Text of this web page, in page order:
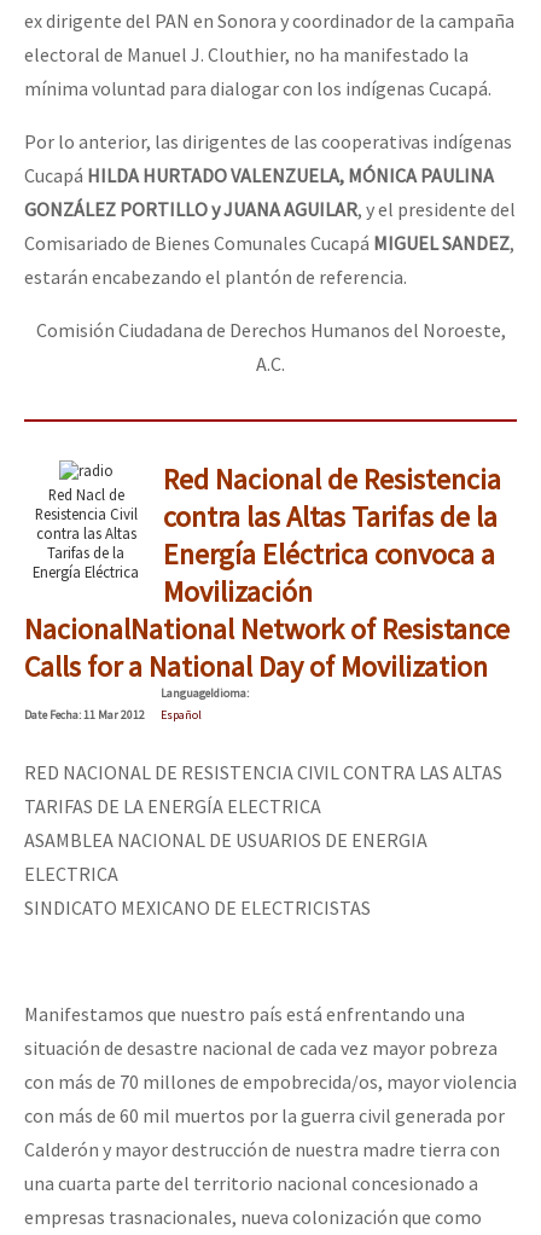
ex dirigente del PAN en Sonora y coordinador de la campaña
electoral de Manuel J. Clouthier, no ha manifestado la
mínima voluntad para dialogar con los indígenas Cucapá.
Por lo anterior, las dirigentes de las cooperativas indígenas
Cucapá HILDA HURTADO VALENZUELA, MÓNICA PAULINA
GONZÁLEZ PORTILLO y JUANA AGUILAR, y el presidente del
Comisariado de Bienes Comunales Cucapá MIGUEL SANDEZ,
estarán encabezando el plantón de referencia.
Comisión Ciudadana de Derechos Humanos del Noroeste,
A.C.
Red Nacl de
Resistencia Civil
contra las Altas
Tarifas de la
Energía Eléctrica
Red Nacional de Resistencia
contra las Altas Tarifas de la
Energía Eléctrica convoca a
Movilización
NacionalNational Network of Resistance
Calls for a National Day of Movilization
DateFecha: 11 Mar 2012
LanguageIdioma:
Español
RED NACIONAL DE RESISTENCIA CIVIL CONTRA LAS ALTAS
TARIFAS DE LA ENERGÍA ELECTRICA
ASAMBLEA NACIONAL DE USUARIOS DE ENERGIA
ELECTRICA
SINDICATO MEXICANO DE ELECTRICISTAS
Manifestamos que nuestro país está enfrentando una
situación de desastre nacional de cada vez mayor pobreza
con más de 70 millones de empobrecida/os, mayor violencia
con más de 60 mil muertos por la guerra civil generada por
Calderón y mayor destrucción de nuestra madre tierra con
una cuarta parte del territorio nacional concesionado a
empresas trasnacionales, nueva colonización que como